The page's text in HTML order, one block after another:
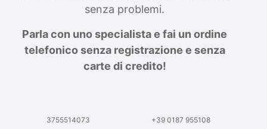
senza problemi.
Parla con uno specialista e fai un ordine
telefonico senza registrazione e senza
carte di credito!
3755514073 +39 0187 955108